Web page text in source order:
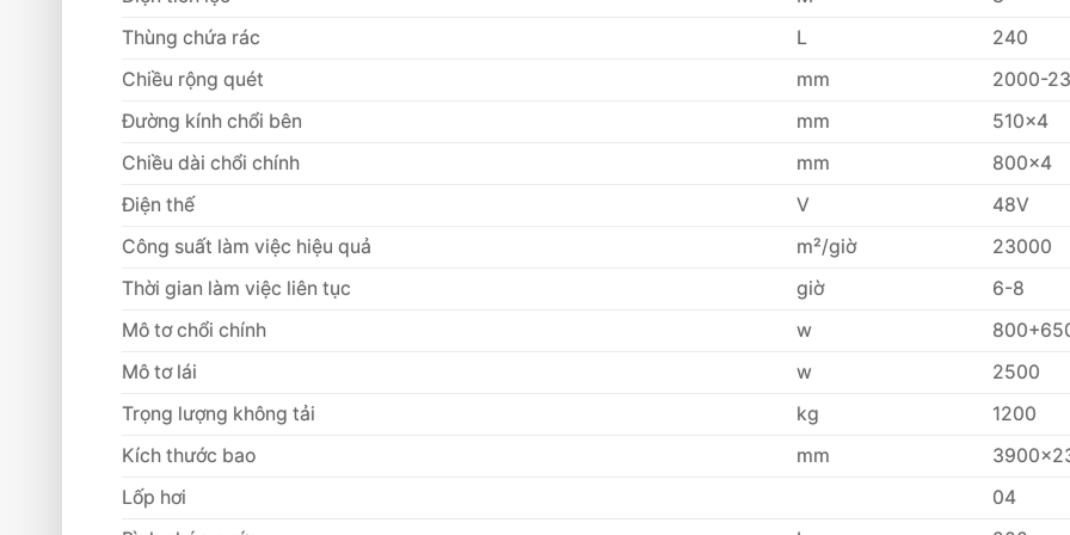
Thùng chứa rác
L
240
Chiều rộng quét
mm
2000-
Đường kính chổi bên
mm
510×4
Chiều dài chổi chính
mm
800×4
Điện thế
V
48V
Công suất làm việc hiệu quả
m²/giờ
23000
Thời gian làm việc liên tục
giờ
6-8
Mô tơ chổi chính
w
Mô tơ lái
w
2500
Trọng lượng không tải
kg
1200
Kích thước bao
mm
Lốp hơi
04